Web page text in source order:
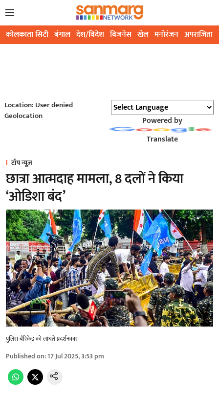
कोलकाता सिटी बंगाल देश/विदेश बिजनेस खेल मनोरंजन अपराजिता
Location: User denied
Geolocation
Powered by
Translate
टॉप न्यूज़
छात्रा आत्मदाह मामला, 8 दलों ने किया
‘ओडिशा बंद’
पुलिस बैरिकेड को लांघते प्रदर्शनकार
Published on:17 Jul 2025, 3:53 pm